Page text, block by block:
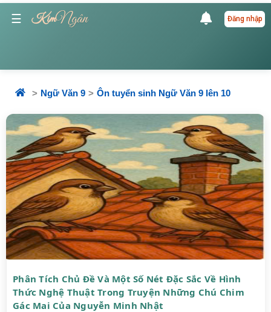
☰ KimNgân Đăng nhập
Ngữ Văn 9 Ôn tuyển sinh Ngữ Văn 9 lên 10
Phân Tích Chủ Đề Và Một Số Nét Đặc Sắc Về Hình
Thức Nghệ Thuật Trong Truyện Những Chú Chim
Gác Mai Của Nguyễn Minh Nhật